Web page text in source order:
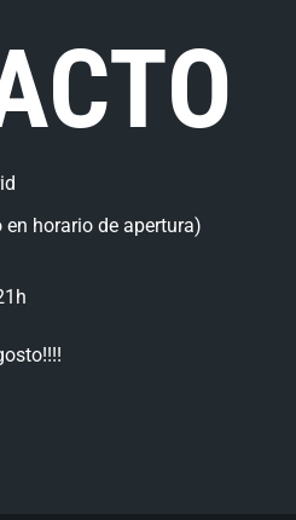
horario de apertura)